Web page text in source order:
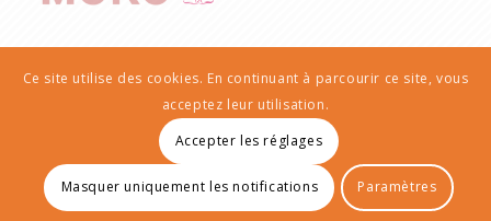
© Copyright - AIEP | Transculturailes
Mentions Légales
Ce site utilise des cookies. En continuant à parcourir ce site, vous
acceptez leur utilisation.
Accepter les réglages
Masquer uniquement les notifications Paramètres